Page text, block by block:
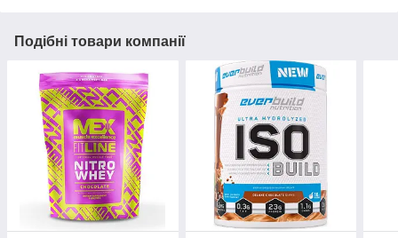
Подібні товари компанії